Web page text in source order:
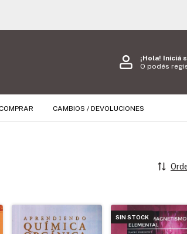
¡Hola! Iniciá
O podés
CAMBIOS / DEVOLUCIONES
SIN STOCK